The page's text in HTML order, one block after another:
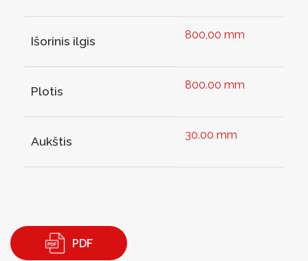
Išorinis ilgis 800,00 mm
Plotis 800.00 mm
Aukštis 30.00 mm
PDF